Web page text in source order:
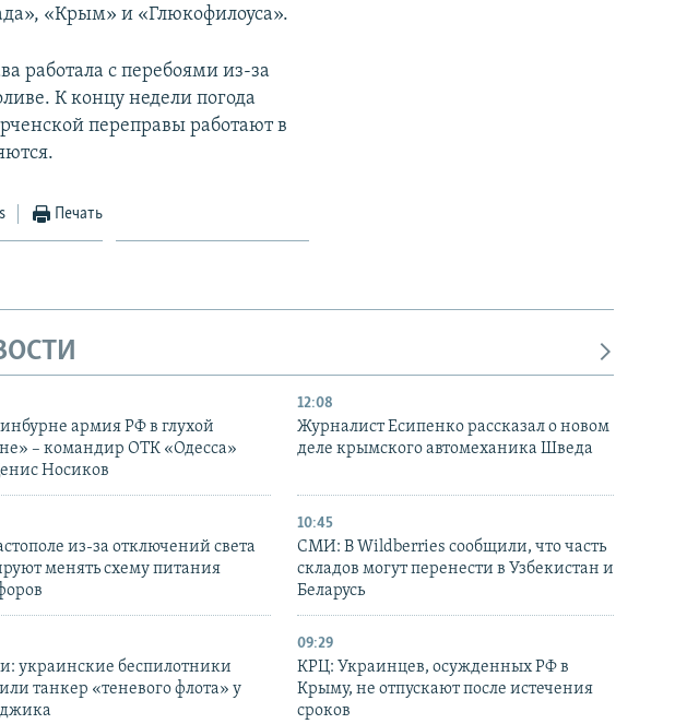
«Крым» и «Глюкофилоуса».
работала с перебоями из-за
К концу недели погода
переправы работают в
Печать
армия РФ в глухой
– командир ОТК «Одесса»
Носиков
12:08
Журналист Есипенко рассказал о новом
деле крымского автомеханика Шведа
из-за отключений света
менять схему питания
10:45
СМИ: В Wildberries сообщили, что часть
складов могут перенести в Узбекистан и
Беларусь
украинские беспилотники
танкер «теневого флота» у
09:29
КРЦ: Украинцев, осужденных РФ в
Крыму, не отпускают после истечения
сроков